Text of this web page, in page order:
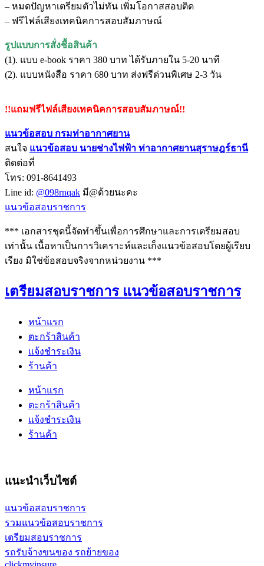
– หมดปัญหาเตรียมตัวไม่ทัน เพิ่มโอกาสสอบติด
– ฟรีไฟล์เสียงเทคนิคการสอบสัมภาษณ์
รูปแบบการสั่งชื้อสินค้า
(1). แบบ e-book ราคา 380 บาท ได้รับภายใน 5-20 นาที
(2). แบบหนังสือ ราคา 680 บาท ส่งฟรีด่วนพิเศษ 2-3 วัน
!!แถมฟรีไฟล์เสียงเทคนิคการสอบสัมภาษณ์!!
แนวข้อสอบ กรมท่าอากาศยาน
สนใจ แนวข้อสอบ นายช่างไฟฟ้า ท่าอากาศยานสุราษฎร์ธานี
ติดต่อที่
โทร: 091-8641493
Line id: @098rnqak มี@ด้วยนะคะ
แนวข้อสอบราชการ
*** เอกสารชุดนี้จัดทำขึ้นเพื่อการศึกษาและการเตรียมสอบ
เท่านั้น เนื้อหาเป็นการวิเคราะห์และเก็งแนวข้อสอบโดยผู้เรียบ
เรียง มิใช่ข้อสอบจริงจากหน่วยงาน ***
เตรียมสอบราชการ แนวข้อสอบราชการ
หน้าแรก
ตะกร้าสินค้า
แจ้งชำระเงิน
ร้านค้า
หน้าแรก
ตะกร้าสินค้า
แจ้งชำระเงิน
ร้านค้า
แนะนำเว็บไซต์
แนวข้อสอบราชการ
รวมแนวข้อสอบราชการ
เตรียมสอบราชการ
รถรับจ้างขนของ รถย้ายของ